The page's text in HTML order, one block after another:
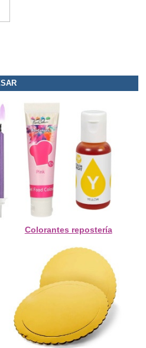
Colorantes repostería